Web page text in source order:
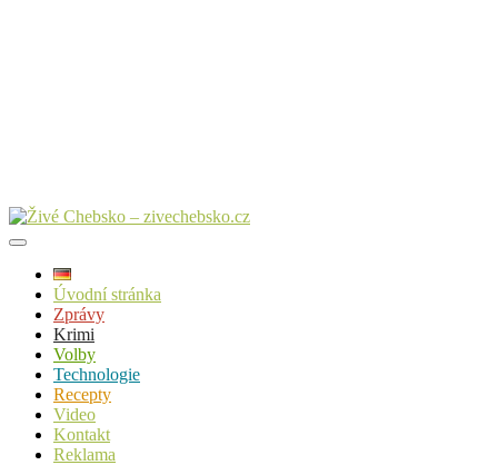
Úvodní stránka
Zprávy
Krimi
Volby
Technologie
Recepty
Video
Kontakt
Reklama